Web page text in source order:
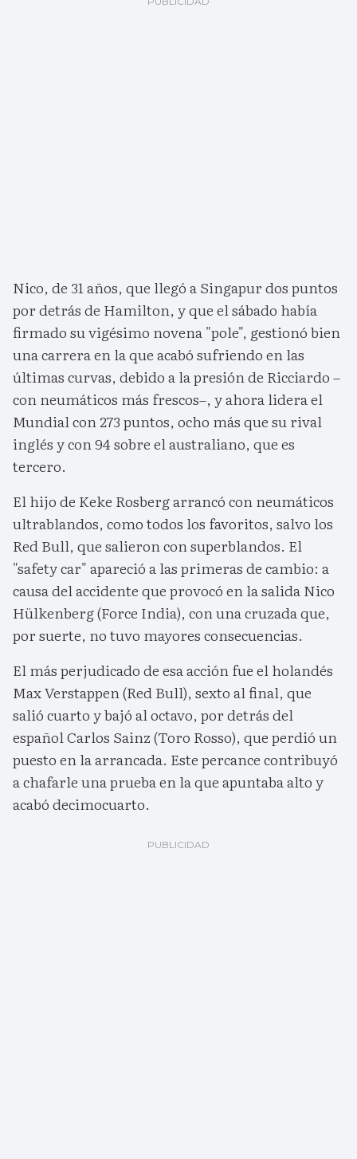
Nico, de 31 años, que llegó a Singapur dos puntos
por detrás de Hamilton, y que el sábado había
firmado su vigésimo novena "pole", gestionó bien
una carrera en la que acabó sufriendo en las
últimas curvas, debido a la presión de Ricciardo –
con neumáticos más frescos–, y ahora lidera el
Mundial con 273 puntos, ocho más que su rival
inglés y con 94 sobre el australiano, que es
tercero.
El hijo de Keke Rosberg arrancó con neumáticos
ultrablandos, como todos los favoritos, salvo los
Red Bull, que salieron con superblandos. El
"safety car" apareció a las primeras de cambio: a
causa del accidente que provocó en la salida Nico
Hülkenberg (Force India), con una cruzada que,
por suerte, no tuvo mayores consecuencias.
El más perjudicado de esa acción fue el holandés
Max Verstappen (Red Bull), sexto al final, que
salió cuarto y bajó al octavo, por detrás del
español Carlos Sainz (Toro Rosso), que perdió un
puesto en la arrancada. Este percance contribuyó
a chafarle una prueba en la que apuntaba alto y
acabó decimocuarto.